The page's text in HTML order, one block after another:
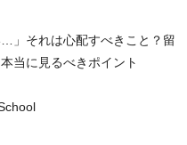
…」それは心配すべきこと？留
当に見るべきポイント